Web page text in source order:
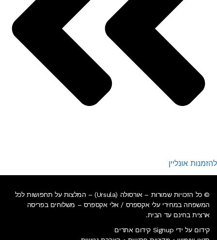
להזמנות אונליין
© כל הזכויות שמורות – אורסולה (Ursula) – המלצות על תחפושות לכל
המשפחה במחירי עלי אקספרס / אלי אקספרס – משלוחים בפריסה
ארצית בחינם עד הבית.
קידום על ידי Signup קידום אתרים